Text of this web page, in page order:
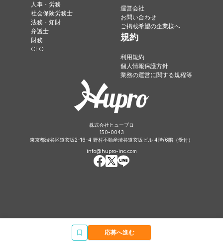
応募へ進む
人事・労務
社会保険労務士
法務・知財
弁護士
財務
CFO
運営会社
お問い合わせ
ご掲載希望の企業様へ
規約
利用規約
個人情報保護方針
業務の運営に関する規程等
株式会社ヒュープロ
150-0043
東京都渋谷区道玄坂2-16-4 野村不動産渋谷道玄坂ビル 4階/6階（受付）
info@hupro-inc.com